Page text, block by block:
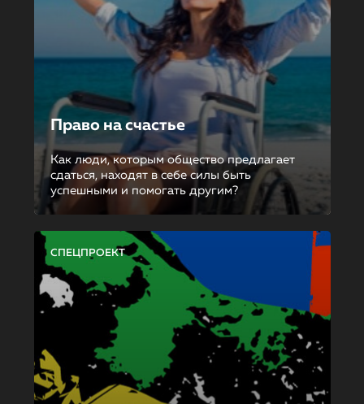
Право на счастье
Как люди, которым общество предлагает
сдаться, находят в себе силы быть
успешными и помогать другим?
СПЕЦПРОЕКТ